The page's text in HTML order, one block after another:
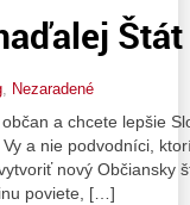
, Nezaradené
a chcete lepšie
a nie podvodníci,
nový Občiansky
poviete, […]